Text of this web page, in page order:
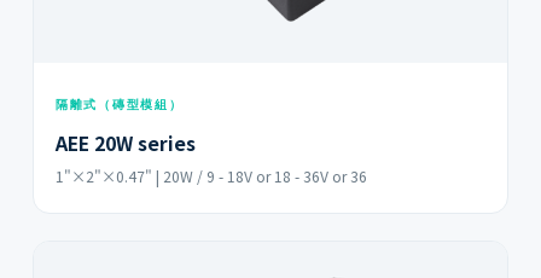
隔離式（磚型模組）
AEE 20W series
1"×2"×0.47" | 20W / 9 - 18V or 18 - 36V or 36